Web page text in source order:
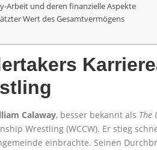
Arbeit und deren finanzielle Aspekte
Wert des Gesamtvermögens
Calaway, besser bekannt als The
Wrestling (WCCW). Er stieg
einbrachte. Seinen